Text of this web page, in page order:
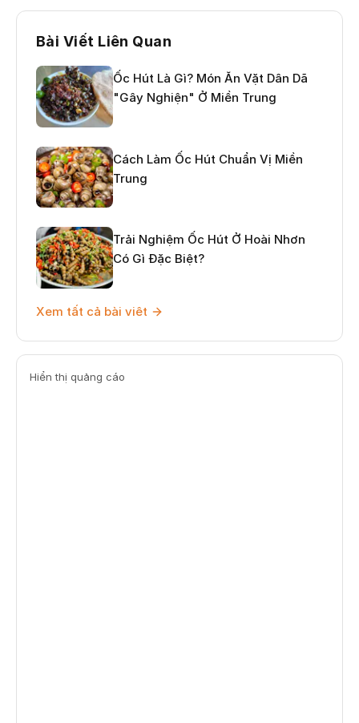
Bài Viết Liên Quan
Ốc Hút Là Gì? Món Ăn Vặt Dân Dã
"Gây Nghiện" Ở Miền Trung
Cách Làm Ốc Hút Chuẩn Vị Miền
Trung
Trải Nghiệm Ốc Hút Ở Hoài Nhơn
Có Gì Đặc Biệt?
Xem tất cả bài viêt
Hiển thị quảng cáo